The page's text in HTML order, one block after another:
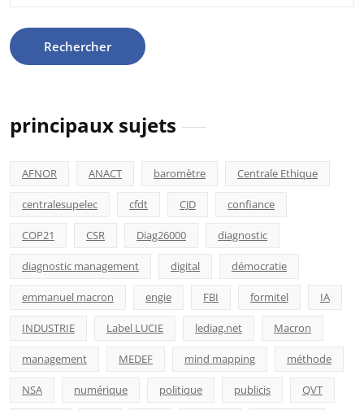
principaux sujets
AFNOR ANACT baromètre Centrale Ethique
centralesupelec cfdt CJD confiance
COP21 CSR Diag26000 diagnostic
diagnostic management digital démocratie
emmanuel macron engie FBI formitel IA
INDUSTRIE Label LUCIE lediag.net Macron
management MEDEF mind mapping méthode
NSA numérique politique publicis QVT